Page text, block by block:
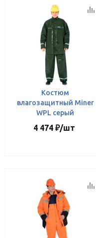
Костюм
влагозащитный Miner
WPL серый
4 474 ₽/шт